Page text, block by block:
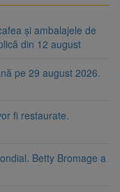
și ambalajele de
din 12 august
pe 29 august 2026.
fi restaurate.
Betty Bromage a